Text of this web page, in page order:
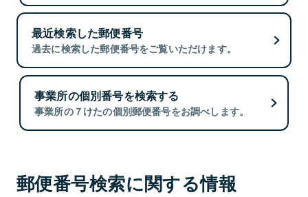
最近検索した郵便番号
過去に検索した郵便番号をご覧いただけます。
事業所の個別番号を検索する
事業所の７けたの個別郵便番号をお調べします。
郵便番号検索に関する情報